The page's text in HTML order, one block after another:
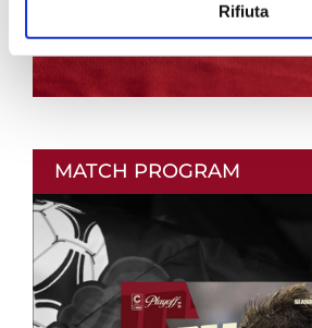
Rifiuta
MATCH PROGRAM